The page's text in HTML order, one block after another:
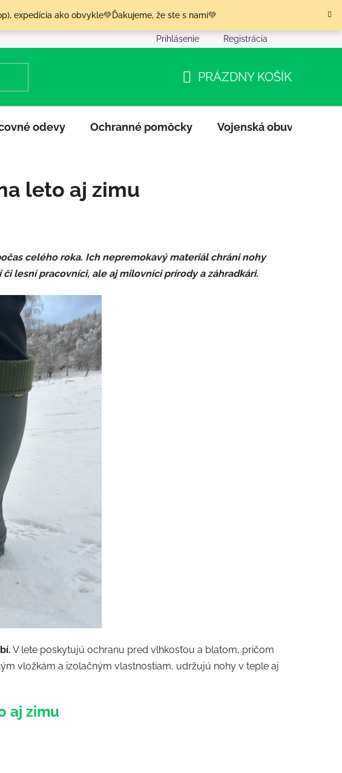
expedícia ako obvykle💚Ďakujeme, že ste s nami💚
Podmienky ochrany osobných údajov
Prihlásenie Registrácia
KOŠÍK
PRÁZDNY KOŠÍK
odevy Ochranné pomôcky Vojenská obuv
leto aj zimu
celého roka. Ich nepremokavý materiál chráni nohy
lesní pracovníci, ale aj milovníci prírody a záhradkári.
V lete poskytujú ochranu pred vlhkosťou a blatom, pričom
vložkám a izolačným vlastnostiam, udržujú nohy v teple aj
aj zimu